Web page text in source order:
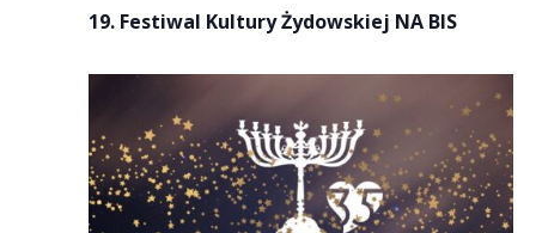
19. Festiwal Kultury Żydowskiej NA BIS